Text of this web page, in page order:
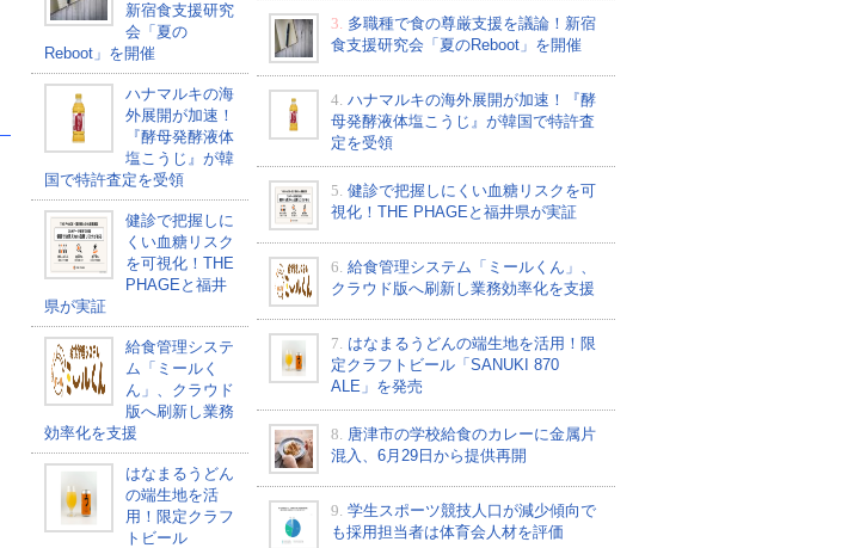
新宿食支援研究
会「夏の
Reboot」を開催
ハナマルキの海
外展開が加速！
『酵母発酵液体
塩こうじ』が韓
国で特許査定を受領
健診で把握しに
くい血糖リスク
を可視化！THE
PHAGEと福井
県が実証
給食管理システ
ム「ミールく
ん」、クラウド
版へ刷新し業務
効率化を支援
はなまるうどん
の端生地を活
用！限定クラフ
トビール
3. 多職種で食の尊厳支援を議論！新宿
食支援研究会「夏のReboot」を開催
4. ハナマルキの海外展開が加速！『酵
母発酵液体塩こうじ』が韓国で特許査
定を受領
5. 健診で把握しにくい血糖リスクを可
視化！THE PHAGEと福井県が実証
6. 給食管理システム「ミールくん」、
クラウド版へ刷新し業務効率化を支援
7. はなまるうどんの端生地を活用！限
定クラフトビール「SANUKI 870
ALE」を発売
8. 唐津市の学校給食のカレーに金属片
混入、6月29日から提供再開
9. 学生スポーツ競技人口が減少傾向で
も採用担当者は体育会人材を評価